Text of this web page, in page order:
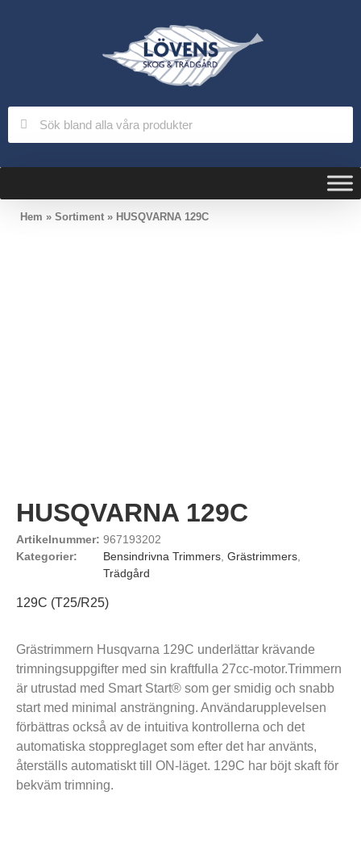
Hem » Sortiment » HUSQVARNA 129C
HUSQVARNA 129C
Artikelnummer: 967193202
Kategorier:
Bensindrivna Trimmers Grästrimmers
Trädgård
129C (T25/R25)
Grästrimmern Husqvarna 129C underlättar krävande
trimningsuppgifter med sin kraftfulla 27cc-motor.Trimmern
är utrustad med Smart Start® som ger smidig och snabb
start med minimal ansträngning. Användarupplevelsen
förbättras också av de intuitiva kontrollerna och det
automatiska stoppreglaget som efter det har använts,
återställs automatiskt till ON-läget. 129C har böjt skaft för
bekväm trimning.